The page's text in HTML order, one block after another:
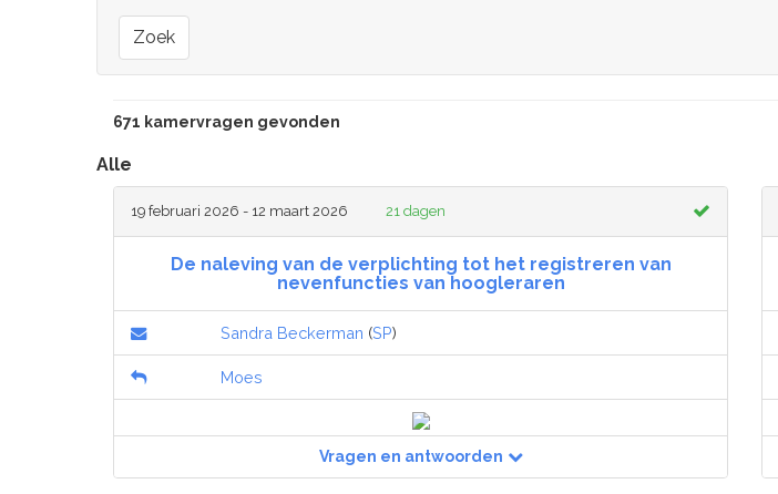
Zoek
671 kamervragen gevonden
Alle
19 februari 2026 - 12 maart 2026 21 dagen
De naleving van de verplichting tot het registreren van
nevenfuncties van hoogleraren
Sandra Beckerman (SP)
Moes
Vragen en antwoorden